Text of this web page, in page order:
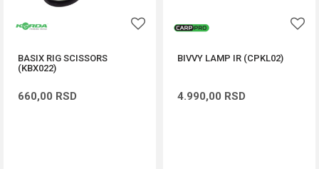
BASIX RIG SCISSORS
(KBX022)
660,00 RSD
BIVVY LAMP IR (CPKL02)
4.990,00 RSD